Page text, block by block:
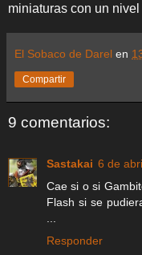
miniaturas con un
El Sobaco de Darel en
Compartir
9 comentarios:
Sastakai 6 de
Cae si o si
Flash si se
Responder